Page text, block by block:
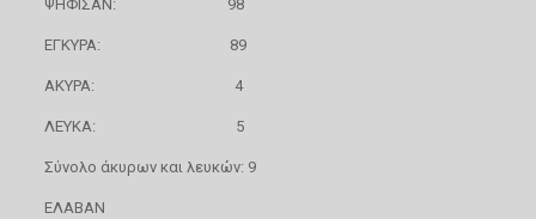
ΨΗΦΙΣΑΝ: 98
ΕΓΚΥΡΑ: 89
ΑΚΥΡΑ: 4
ΛΕΥΚΑ: 5
Σύνολο άκυρων και λευκών: 9
ΕΛΑΒΑΝ